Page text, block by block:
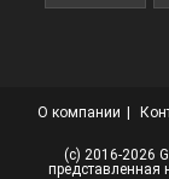
О компании
(с) 2016-2026
представленная